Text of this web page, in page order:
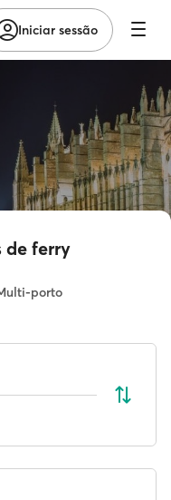
Iniciar sessão
de ferry
porto